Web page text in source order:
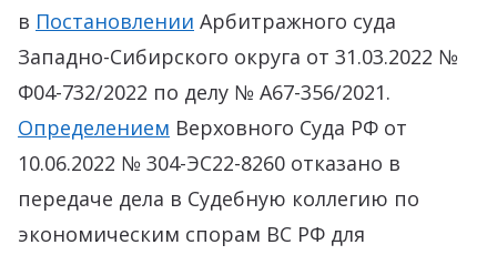
в Постановлении Арбитражного суда
Западно-Сибирского округа от 31.03.2022 №
Ф04-732/2022 по делу № А67-356/2021.
Определением Верховного Суда РФ от
10.06.2022 № 304-ЭС22-8260 отказано в
передаче дела в Судебную коллегию по
экономическим спорам ВС РФ для